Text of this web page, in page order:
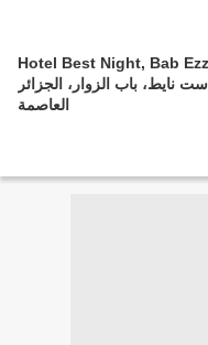
Hotel Best Night, Bab
نايط، باب الزوار، الجزائر
العاصمة